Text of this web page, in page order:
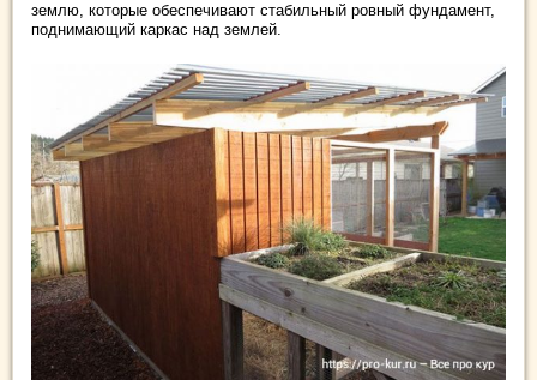
землю, которые обеспечивают стабильный ровный фундамент,
поднимающий каркас над землей.